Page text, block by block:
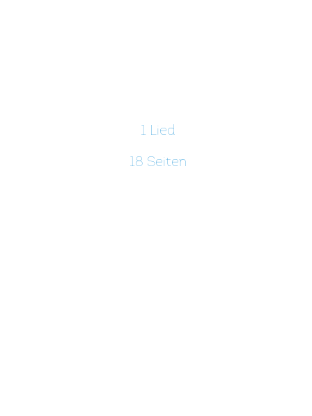
1 Lied
18 Seiten